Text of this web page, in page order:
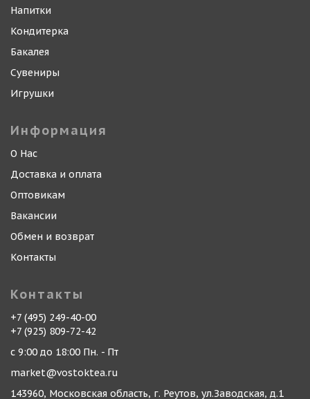
Напитки
Кондитерка
Бакалея
Сувениры
Игрушки
Информация
О Нас
Доставка и оплата
Оптовикам
Вакансии
Обмен и возврат
Контакты
Контакты
+7 (495) 249-40-00
+7 (925) 809-72-42
с 9:00 до 18:00 Пн. - Пт
market@vostoktea.ru
143960, Московская область, г. Реутов, ул.Заводская, д.1